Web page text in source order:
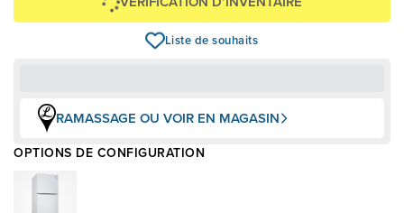
Liste de souhaits
RAMASSAGE OU VOIR EN MAGASIN
OPTIONS DE CONFIGURATION